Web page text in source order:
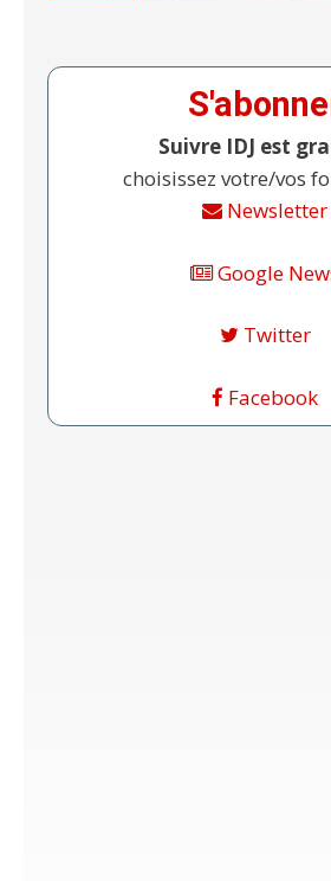
Suivre IDJ est
choisissez votre/vos
Newsletter
Google
Twitter
Facebook